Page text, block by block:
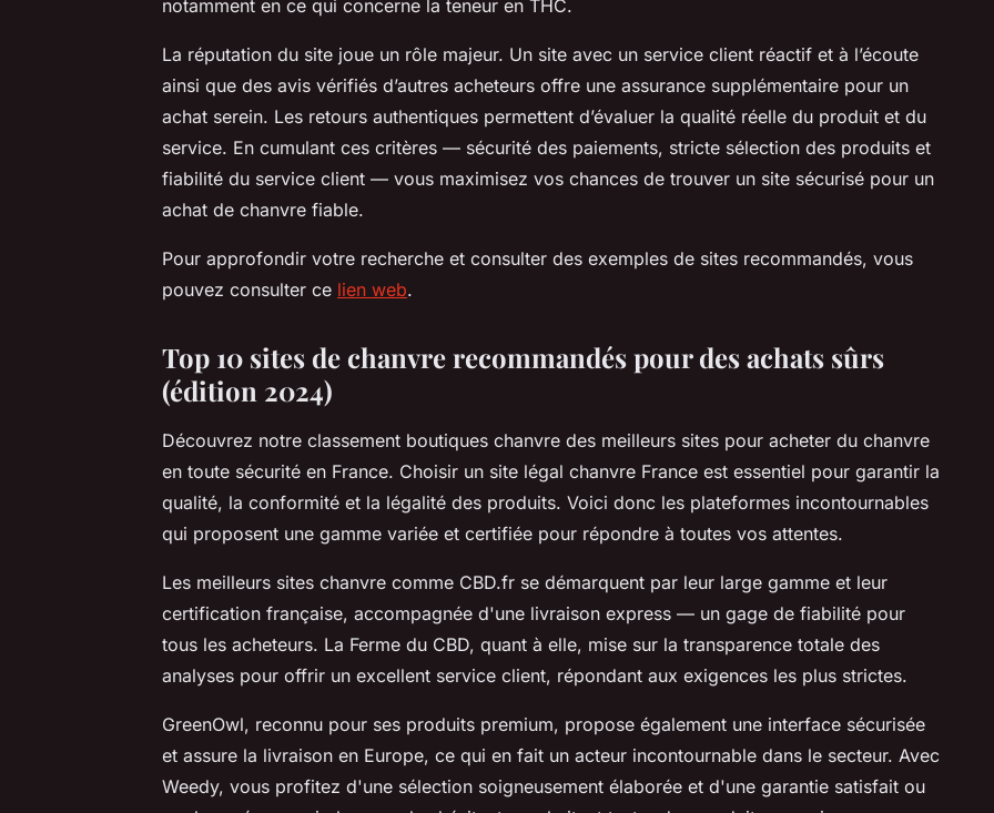
notamment en ce qui concerne la teneur en THC.
La réputation du site joue un rôle majeur. Un site avec un service client réactif et à l’écoute
ainsi que des avis vérifiés d’autres acheteurs offre une assurance supplémentaire pour un
achat serein. Les retours authentiques permettent d’évaluer la qualité réelle du produit et du
service. En cumulant ces critères — sécurité des paiements, stricte sélection des produits et
fiabilité du service client — vous maximisez vos chances de trouver un site sécurisé pour un
achat de chanvre fiable.
Pour approfondir votre recherche et consulter des exemples de sites recommandés, vous
pouvez consulter ce lien web.
Top 10 sites de chanvre recommandés pour des achats sûrs
(édition 2024)
Découvrez notre classement boutiques chanvre des meilleurs sites pour acheter du chanvre
en toute sécurité en France. Choisir un site légal chanvre France est essentiel pour garantir la
qualité, la conformité et la légalité des produits. Voici donc les plateformes incontournables
qui proposent une gamme variée et certifiée pour répondre à toutes vos attentes.
Les meilleurs sites chanvre comme CBD.fr se démarquent par leur large gamme et leur
certification française, accompagnée d'une livraison express — un gage de fiabilité pour
tous les acheteurs. La Ferme du CBD, quant à elle, mise sur la transparence totale des
analyses pour offrir un excellent service client, répondant aux exigences les plus strictes.
GreenOwl, reconnu pour ses produits premium, propose également une interface sécurisée
et assure la livraison en Europe, ce qui en fait un acteur incontournable dans le secteur. Avec
Weedy, vous profitez d'une sélection soigneusement élaborée et d'une garantie satisfait ou